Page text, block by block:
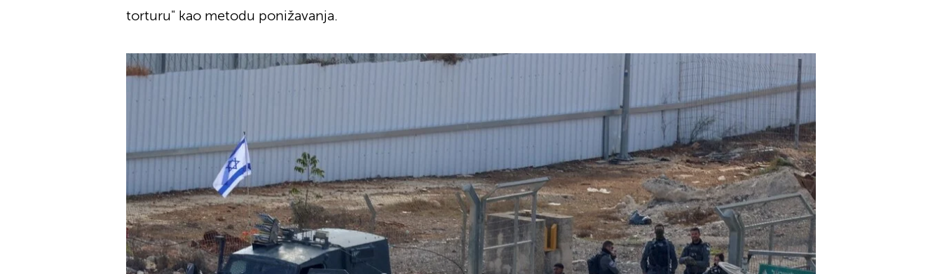
torturu" kao metodu ponižavanja.